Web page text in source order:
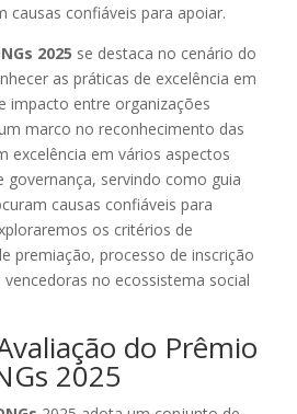
causas confiáveis para apoiar.
2025 se destaca no cenário do
as práticas de excelência em
impacto entre organizações
marco no reconhecimento das
excelência em vários aspectos
governança, servindo como guia
causas confiáveis para
os critérios de
premiação, processo de inscrição
no ecossistema social
do Prêmio
2025